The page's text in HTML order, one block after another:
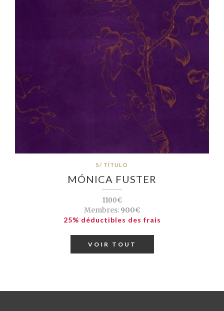
S/ TÍTULO
MÓNICA FUSTER
1100€
Membres:900€
25% déductibles des frais
VOIR TOUT